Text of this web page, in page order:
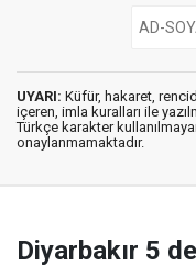
UYARI: Küfür, hakaret,
içeren, imla kuralları ile
Türkçe karakter
onaylanmamaktadır.
Diyarbakır 5